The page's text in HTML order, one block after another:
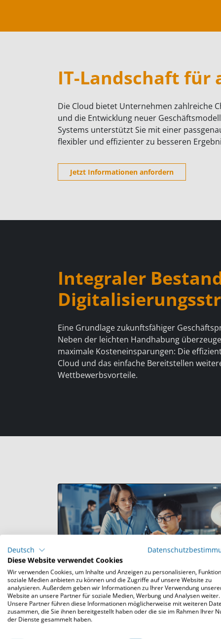
IT-Landschaft für
Die Cloud bietet Unternehmen zahlreiche
und die Entwicklung neuer
Systems unterstützt Sie mit einer
flexibler und effizienter zu besseren
Jetzt Informationen anfordern
Integraler
Eine Grundlage zukunftsfähiger
Neben der leichten Handhabung
maximale Kosteneinsparungen: Die
Cloud und das einfache Bereitstellen
Wettbewerbsvorteile.
Industrie 4.0 & Cloud
Deutsch
Diese Website verwendet Cookies
Wir verwenden Cookies, um Inhalte und Anzeigen zu personalisieren,
soziale Medien anbieten zu können und die Zugriffe auf unsere Website zu
analysieren. Außerdem geben wir Informationen zu Ihrer Verwendung
Website an unsere Partner für soziale Medien, Werbung und Analysen weiter.
Unsere Partner führen diese Informationen möglicherweise mit weiteren
zusammen, die Sie ihnen bereitgestellt haben oder die sie im Rahmen Ihrer
der Dienste gesammelt haben.